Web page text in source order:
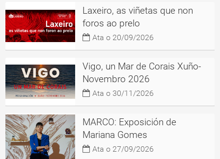
Laxeiro, as viñetas que non
foros ao prelo
Ata o 20/09/2026
Vigo, un Mar de Corais Xuño-
Novembro 2026
Ata o 30/11/2026
MARCO: Exposición de
Mariana Gomes
Ata o 27/09/2026